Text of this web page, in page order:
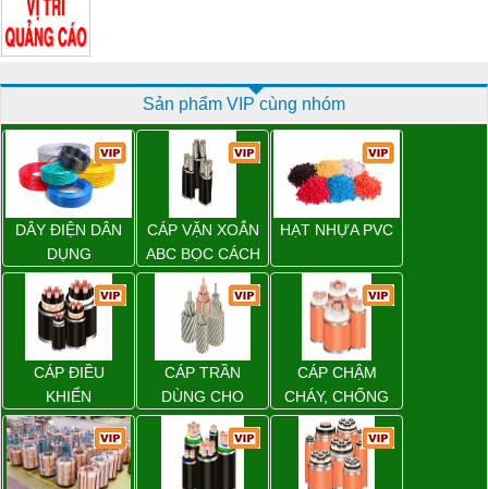
Sản phẩm VIP cùng nhóm
DÂY ĐIỆN DÂN
DỤNG
CÁP VẶN XOẮN
ABC BỌC CÁCH
ĐIỆN XLPE
HẠT NHỰA PVC
CÁP ĐIỀU
KHIỂN
CÁP TRẦN
DÙNG CHO
ĐƯỜNG DÂY
TẢI ĐIỆN TRÊN
KHÔNG
CÁP CHẬM
CHÁY, CHỐNG
CHÁY